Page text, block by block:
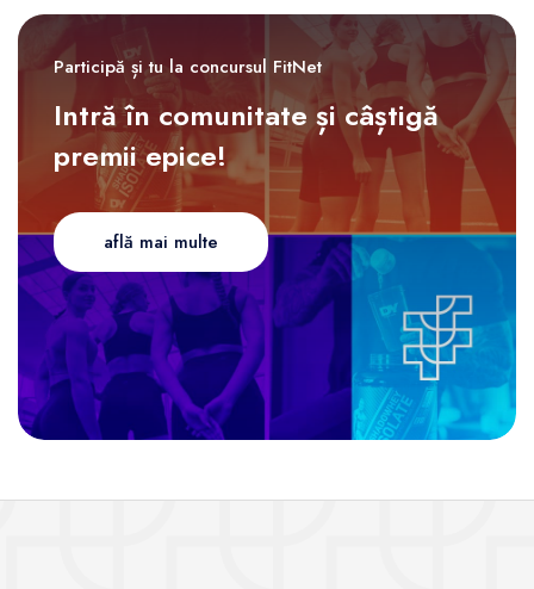
Participă și tu la concursul FitNet
Intră în comunitate și câștigă
premii epice!
află mai multe